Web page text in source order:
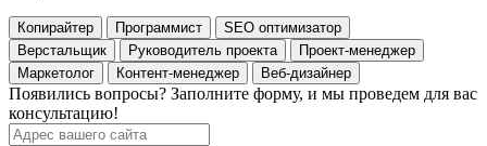
Копирайтер Программист
SEO оптимизатор
Верстальщик
Руководитель проекта
Проект-менеджер
Маркетолог
Контент-менеджер Веб-дизайнер
Появились вопросы? Заполните форму, и мы проведем для вас
консультацию!